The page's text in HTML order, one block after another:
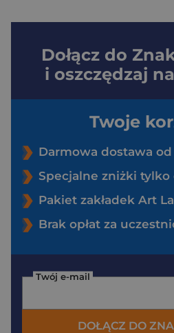
Dołącz do
i oszczędzaj
Twoje
Darmowa dostawa od
Specjalne zniżki
Pakiet zakładek Art
Brak opłat za
Twój e-mail
DOŁĄCZ DO